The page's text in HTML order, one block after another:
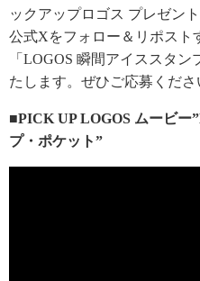
ックアップロゴス プレゼン
公式Xをフォロー＆リポスト
「LOGOS 瞬間アイススタ
たします。ぜひご応募くださ
■PICK UP LOGOS ムービー
プ・ポケット”